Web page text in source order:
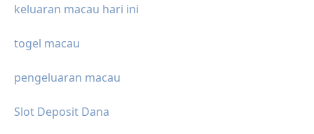
keluaran macau hari ini
togel macau
pengeluaran macau
Slot Deposit Dana